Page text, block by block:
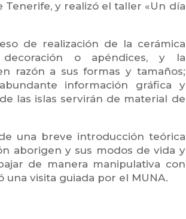
Tenerife, y realizó el taller «Un día
de realización de la cerámica
decoración o apéndices, y la
razón a sus formas y tamaños;
información gráfica y
las islas servirán de material de
una breve introducción teórica
aborigen y sus modos de vida y
de manera manipulativa con
una visita guiada por el MUNA.